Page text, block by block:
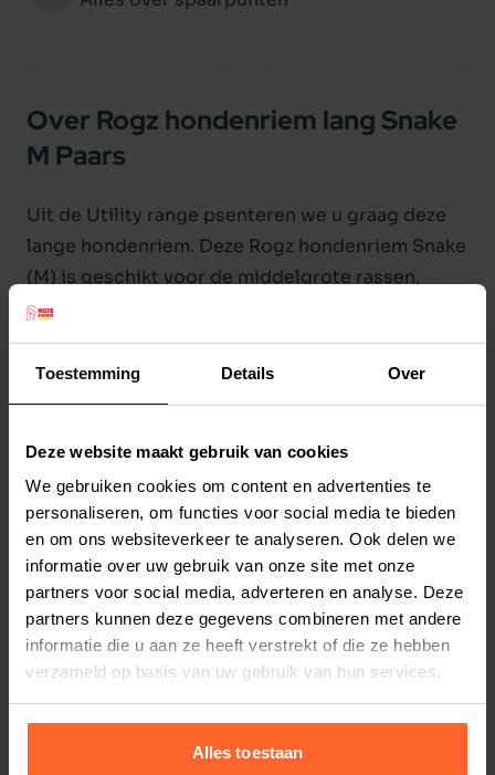
Toestemming Details Over
Deze website maakt gebruik van cookies
We gebruiken cookies om content en advertenties te
personaliseren, om functies voor social media te bieden
en om ons websiteverkeer te analyseren. Ook delen we
informatie over uw gebruik van onze site met onze
partners voor social media, adverteren en analyse. Deze
partners kunnen deze gegevens combineren met andere
informatie die u aan ze heeft verstrekt of die ze hebben
verzameld op basis van uw gebruik van hun services.
Alles toestaan
Over Rogz hondenriem lang Snake
M Paars
Uit de Utility range psenteren we u graag deze
lange hondenriem. Deze Rogz hondenriem Snake
(M) is geschikt voor de middelgrote rassen,
zoals bijvoorbeeld Jack Russel, Mopshond,
Maltese poedel, (Schotse) Terrier.
De Rogz hondenriem Snake is 1,80 meter lang en
1,6 cm dik. Over de hele riem zijn reflecterende
zichtbaar is. De musketonhaken zijn zeer sterk.
Het nylon is van topkwaliteit.
Snake is de maataanduiding voor M en de kleur
van deze hondenlijn is Paars. Uiteraard is er een
bijpassende halsband verkrijgbaar.
Het Zuid Afrikaanse Rogz kenmerkt zich door de
hoge kwaliteit, handige functionaliteiten en de
moderne kleurstellingen.
Stel uw bestelherinnering in:(2 weken)
2 weken
4 weken
6 weken
Elke
8 weken
Elke
10 weken
Elke
12 weken